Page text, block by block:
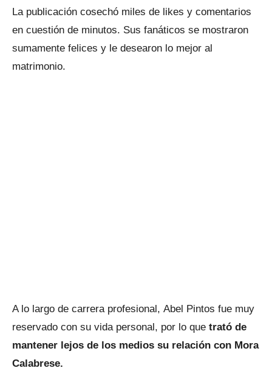
La publicación cosechó miles de likes y comentarios
en cuestión de minutos. Sus fanáticos se mostraron
sumamente felices y le desearon lo mejor al
matrimonio.
A lo largo de carrera profesional, Abel Pintos fue muy
reservado con su vida personal, por lo que trató de
mantener lejos de los medios su relación con Mora
Calabrese.